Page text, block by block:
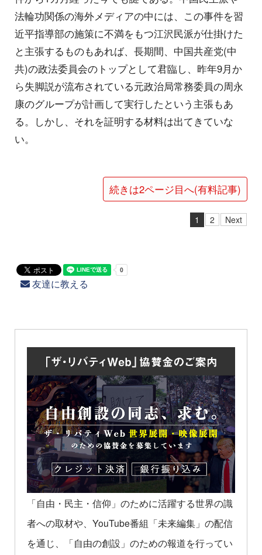
法輪功関係の海外メディアの中には、この事件を習
近平指導部の施策に不満をもつ江沢民派が仕掛けた
と主張するものもあれば、長期間、中国共産党(中
共)の政法委員会のトップとして君臨し、昨年9月か
ら失脚説が流布されている元政治局常務委員の周永
康のグループが計画して実行したという主張もあ
る。しかし、それを証明する材料は出てきていな
い。
続きは2ページ目へ(有料記事)
1 2 Next
友達に教える
「自由・民主・信仰」のために活躍する世界の識
者への取材や、YouTube番組「未来編集」の配信
を通じ、「自由の創設」のための報道を行ってい